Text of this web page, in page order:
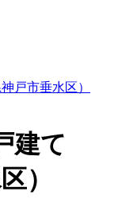
戸市垂水区）
建て
）